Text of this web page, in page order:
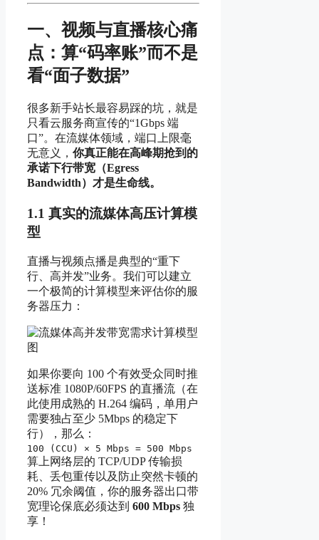
一、视频与直播核心痛
点：算“码率账”而不是
看“面子数据”
很多新手站长最容易踩的坑，就是
只看云服务商宣传的“1Gbps 端
口”。在流媒体领域，端口上限毫
无意义， 你真正能在高峰期抢到的
承诺下行带宽（Egress
Bandwidth）才是生命线。
1.1 真实的流媒体高压计算模
型
直播与视频点播是典型的“重下
行、高并发”业务。我们可以建立
一个极简的计算模型来评估你的服
务器压力：
如果你要向 100 个有效受众同时推
送标准 1080P/60FPS 的直播流（在
此使用成熟的 H.264 编码，单用户
需要独占至少 5Mbps 的稳定下
行），那么：
100 (CCU) × 5 Mbps = 500 Mbps
算上网络层的 TCP/UDP 传输损
耗、丢包重传以及防止突然卡顿的
20% 冗余阈值，你的服务器出口带
宽理论保底必须达到 600 Mbps 独
享！